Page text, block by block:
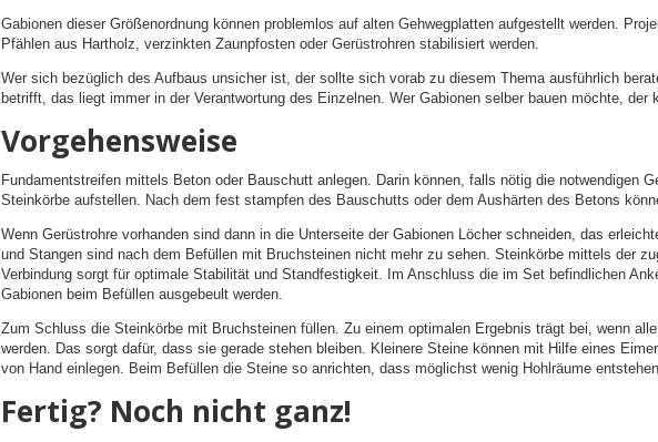
Gabionen dieser Größenordnung können problemlos auf alten Gehwegplatten aufgestellt werden.
Pfählen aus Hartholz, verzinkten Zaunpfosten oder Gerüstrohren stabilisiert werden.
Wer sich bezüglich des Aufbaus unsicher ist, der sollte sich vorab zu diesem Thema ausführlich
betrifft, das liegt immer in der Verantwortung des Einzelnen. Wer Gabionen selber bauen möchte,
Vorgehensweise
Fundamentstreifen mittels Beton oder Bauschutt anlegen. Darin können, falls nötig die notwendigen
Steinkörbe aufstellen. Nach dem fest stampfen des Bauschutts oder dem Aushärten des Betons
Wenn Gerüstrohre vorhanden sind dann in die Unterseite der Gabionen Löcher schneiden, das
und Stangen sind nach dem Befüllen mit Bruchsteinen nicht mehr zu sehen. Steinkörbe mittels der
Verbindung sorgt für optimale Stabilität und Standfestigkeit. Im Anschluss die im Set befindlichen
Gabionen beim Befüllen ausgebeult werden.
Zum Schluss die Steinkörbe mit Bruchsteinen füllen. Zu einem optimalen Ergebnis trägt bei, wenn
werden. Das sorgt dafür, dass sie gerade stehen bleiben. Kleinere Steine können mit Hilfe eines
von Hand einlegen. Beim Befüllen die Steine so anrichten, dass möglichst wenig Hohlräume
Fertig? Noch nicht ganz!